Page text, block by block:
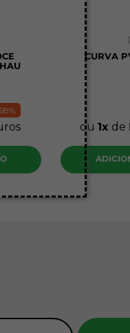
68%
CURVA
ou 1 de